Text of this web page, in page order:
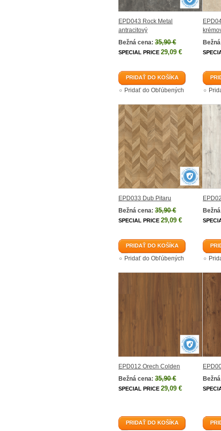
EPD043 Rock Metal
antracitový
Bežná cena: 35,90 €
SPECIAL PRICE 29,09 €
PRIDAŤ DO KOŠÍKA
Pridať do Obľúbených
EPD033 Dub Pitaru
Bežná cena: 35,90 €
SPECIAL PRICE 29,09 €
PRIDAŤ DO KOŠÍKA
Pridať do Obľúbených
EPD012 Orech Colden
Bežná cena: 35,90 €
SPECIAL PRICE 29,09 €
PRIDAŤ DO KOŠÍKA